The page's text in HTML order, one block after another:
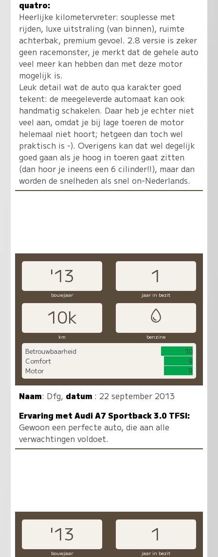
quatro:
Heerlijke kilometervreter: souplesse met
rijden, luxe uitstraling (van binnen), ruimte
achterbak, premium gevoel. 2.8 versie is zeker
geen racemonster, je merkt dat de gehele auto
veel meer kan hebben dan met deze motor
mogelijk is.
Leuk detail wat de auto qua karakter goed
tekent: de meegeleverde automaat kan ook
handmatig schakelen. Daar heb je echter niet
veel aan, omdat je bij lage toeren de motor
helemaal niet hoort; hetgeen dan toch wel
praktisch is -). Overigens kan dat wel degelijk
goed gaan als je hoog in toeren gaat zitten
(dan hoor je ineens een 6 cilinder!!), maar dan
worden de snelheden als snel on-Nederlands.
'13 1
bouwjaar jaar in bezit
10k
km benzine
Betrouwbaarheid
10
Comfort
9
Motor
9
Naam: Dfg, datum : 22 september 2013
Ervaring met Audi A7 Sportback 3.0 TFSI:
Gewoon een perfecte auto, die aan alle
verwachtingen voldoet.
'13 1
bouwjaar jaar in bezit